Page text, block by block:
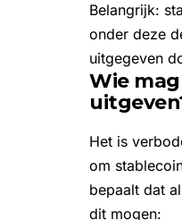
Belangrijk:
onder deze
uitgegeven
Wie
Het is
om
bepaalt dat
dit mogen: